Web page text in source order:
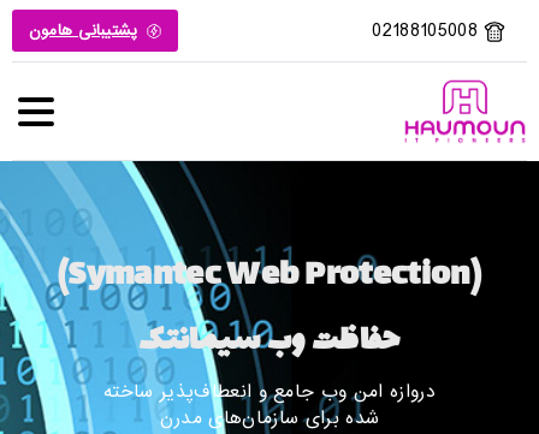
02188105008 پشتیبانی هامون
(Symantec Web Protection)
حفاظت وب سیمانتک
دروازه امن وب جامع و انعطاف‌پذیر ساخته
شده برای سازمان‌های مدرن